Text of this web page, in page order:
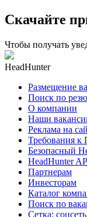
Скачайте
Чтобы получать
HeadHunter
Размещение
Поиск по
О компании
Наши
Реклама на
Требования к
Безопасный
HeadHunter
Партнерам
Инвесторам
Каталог
Поиск по
Сетка: